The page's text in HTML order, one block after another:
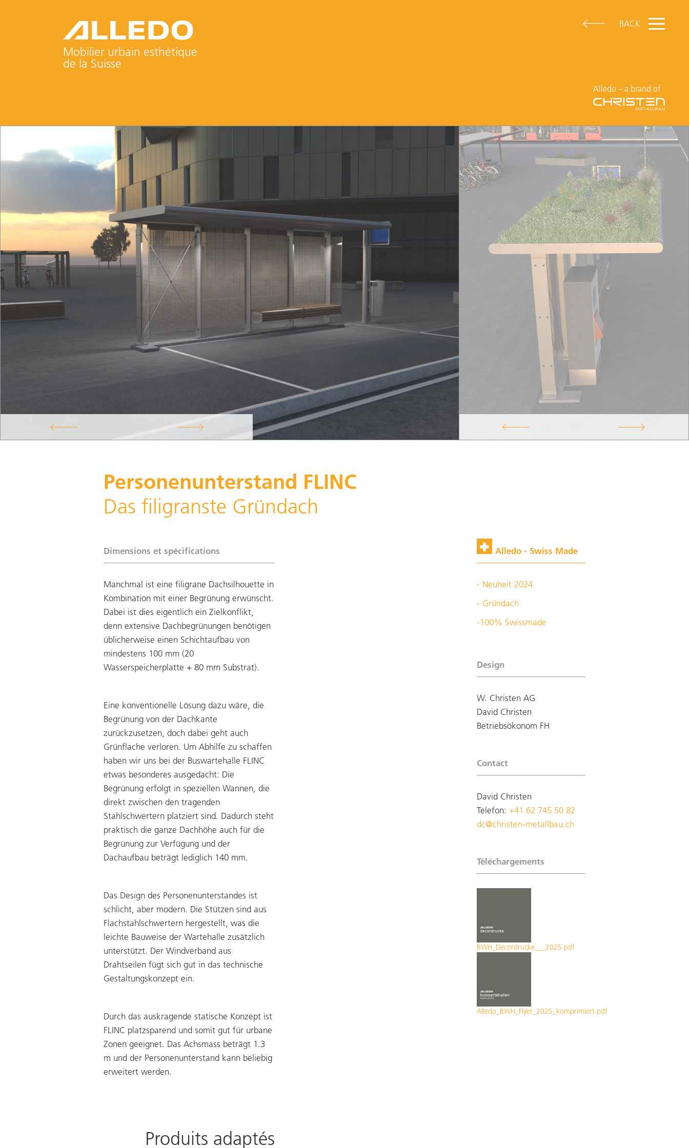
BACK
Mobilier urbain esthétique
de la Suisse
Alledo – a brand of
Personenunterstand FLINC
Das filigranste Gründach
Dimensions et spécifications
Manchmal ist eine filigrane Dachsilhouette in
Kombination mit einer Begrünung erwünscht.
Dabei ist dies eigentlich ein Zielkonflikt,
denn extensive Dachbegrünungen benötigen
üblicherweise einen Schichtaufbau von
mindestens 100 mm (20
Wasserspeicherplatte + 80 mm Substrat).
Eine konventionelle Lösung dazu wäre, die
Begrünung von der Dachkante
zurückzusetzen, doch dabei geht auch
Grünflache verloren. Um Abhilfe zu schaffen
haben wir uns bei der Buswartehalle FLINC
etwas besonderes ausgedacht: Die
Begrünung erfolgt in speziellen Wannen, die
direkt zwischen den tragenden
Stahlschwertern platziert sind. Dadurch steht
praktisch die ganze Dachhöhe auch für die
Begrünung zur Verfügung und der
Dachaufbau beträgt lediglich 140 mm.
Das Design des Personenunterstandes ist
schlicht, aber modern. Die Stützen sind aus
Flachstahlschwertern hergestellt, was die
leichte Bauweise der Wartehalle zusätzlich
unterstützt. Der Windverband aus
Drahtseilen fügt sich gut in das technische
Gestaltungskonzept ein.
Durch das auskragende statische Konzept ist
FLINC platzsparend und somit gut für urbane
Zonen geeignet. Das Achsmass beträgt 1.3
m und der Personenunterstand kann beliebig
erweitert werden.
Alledo - Swiss Made
- Neuheit 2024
- Gründach
-100% Swissmade
Design
W. Christen AG
David Christen
Betriebsökonom FH
Contact
David Christen
Telefon: +41 62 745 50 82
dc@christen-metallbau.ch
Téléchargements
BWH_Decordrucke___2025.pdf
Alledo_BWH_Flyer_2025_komprimiert.pdf
Produits adaptés